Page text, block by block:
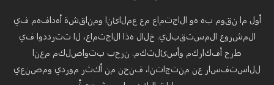
أول ما نقوم به هو الاجتماع مع عملائنا ومناقشة أهدافهم في
المشروع المستقبلي. خلال هذا الاجتماع، لا تترددوا في
طرح أفكاركم وأسئلتكم. نرحب بتواصلكم معنا
للاستفسار عن منتجاتنا، فنحن من أكثر موردي ومصنعي